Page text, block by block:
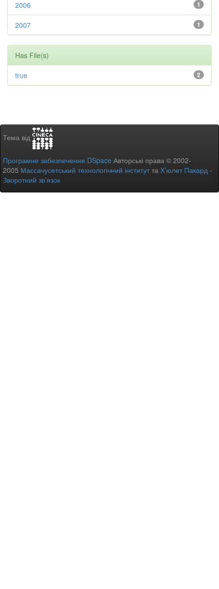
1
2006
1
2007
Has File(s)
2
true
Тема від
Програмне забезпечення DSpace Авторські права © 2002-
2005 Массачусетський технологічний інститутта Х’юлет Пакард -
Зворотний зв’язок